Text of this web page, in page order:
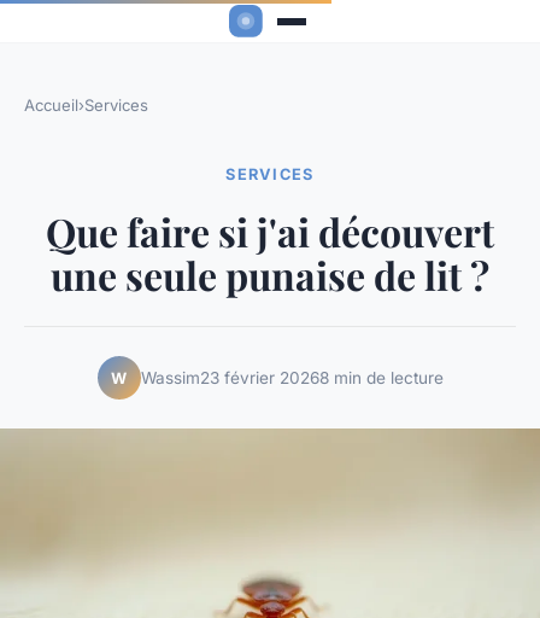
Accueil›Services
SERVICES
Que faire si j'ai découvert
une seule punaise de lit ?
W Wassim23 février 20268 min de lecture